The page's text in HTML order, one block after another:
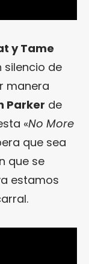
y Tame
silencio de
manera
Parker de
«No More
que sea
que se
estamos